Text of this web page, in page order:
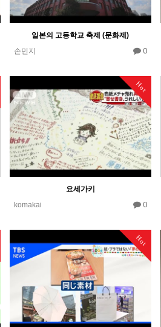
일본의 고등학교 축제 (문화제)
손민지
0
Hot
요세가키
komakai
0
Hot